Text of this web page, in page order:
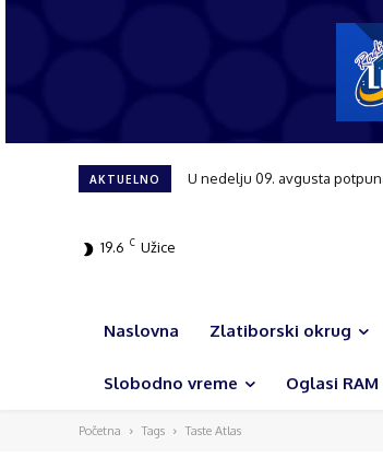
AKTUELNO U nedelju 09. avgusta
Tribina posvećena
19.6 C Užice
Naslovna Zlatiborski okrug
Slobodno vreme Oglasi RAM
Početna Tags Taste Atlas